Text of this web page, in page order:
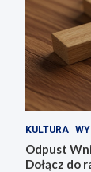
KULTURA
Odpust
Dołącz do